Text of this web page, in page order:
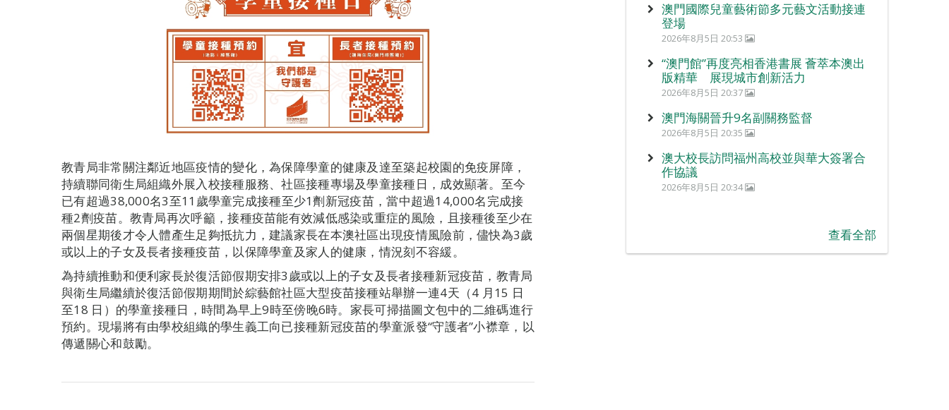
教青局非常關注鄰近地區疫情的變化，為保障學童的健康及達至築起校園的免疫屏障，
持續聯同衛生局組織外展入校接種服務、社區接種專場及學童接種日，成效顯著。至今
已有超過38,000名3至11歲學童完成接種至少1劑新冠疫苗，當中超過14,000名完成接
種2劑疫苗。教青局再次呼籲，接種疫苗能有效減低感染或重症的風險，且接種後至少在
兩個星期後才令人體產生足夠抵抗力，建議家長在本澳社區出現疫情風險前，儘快為3歲
或以上的子女及長者接種疫苗，以保障學童及家人的健康，情況刻不容緩。
為持續推動和便利家長於復活節假期安排3歲或以上的子女及長者接種新冠疫苗，教青局
與衛生局繼續於復活節假期期間於綜藝館社區大型疫苗接種站舉辦一連4天（4 月15 日
至18 日）的學童接種日，時間為早上9時至傍晚6時。家長可掃描圖文包中的二維碼進行
預約。現場將有由學校組織的學生義工向已接種新冠疫苗的學童派發“守護者”小襟章，以
傳遞關心和鼓勵。
澳門國際兒童藝術節多元藝文活動接連
登場
2026年8月5日 20:53
“澳門館”再度亮相香港書展 薈萃本澳出
版精華 展現城市創新活力
2026年8月5日 20:37
澳門海關晉升9名副關務監督
2026年8月5日 20:35
澳大校長訪問福州高校並與華大簽署合
作協議
2026年8月5日 20:34
查看全部